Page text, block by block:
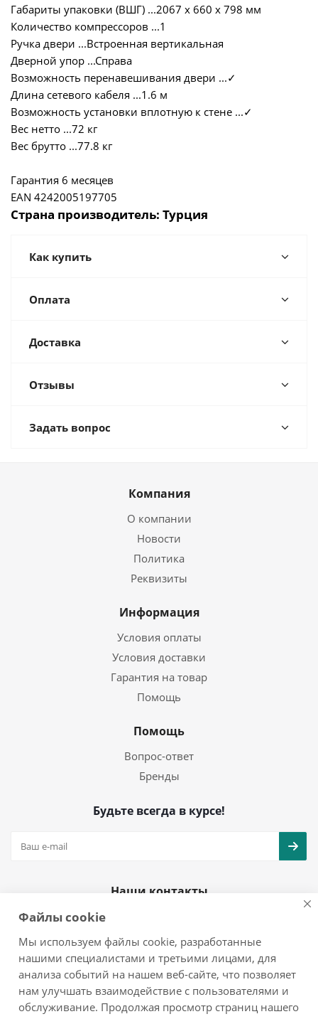
Габариты упаковки (ВШГ) ...2067 х 660 х 798 мм
Количество компрессоров ...1
Ручка двери ...Встроенная вертикальная
Дверной упор ...Справа
Возможность перенавешивания двери ...✓
Длина сетевого кабеля ...1.6 м
Возможность установки вплотную к стене ...✓
Вес нетто ...72 кг
Вес брутто ...77.8 кг
Гарантия 6 месяцев
EAN 4242005197705
Страна производитель: Турция
Как купить
Оплата
Доставка
Отзывы
Задать вопрос
Компания
О компании
Новости
Политика
Реквизиты
Информация
Условия оплаты
Условия доставки
Гарантия на товар
Помощь
Помощь
Вопрос-ответ
Бренды
Будьте всегда в курсе!
Наши контакты
+7(925)979-08-25
Файлы cookie
Мы используем файлы cookie, разработанные
нашими специалистами и третьими лицами, для
анализа событий на нашем веб-сайте, что позволяет
нам улучшать взаимодействие с пользователями и
обслуживание. Продолжая просмотр страниц нашего